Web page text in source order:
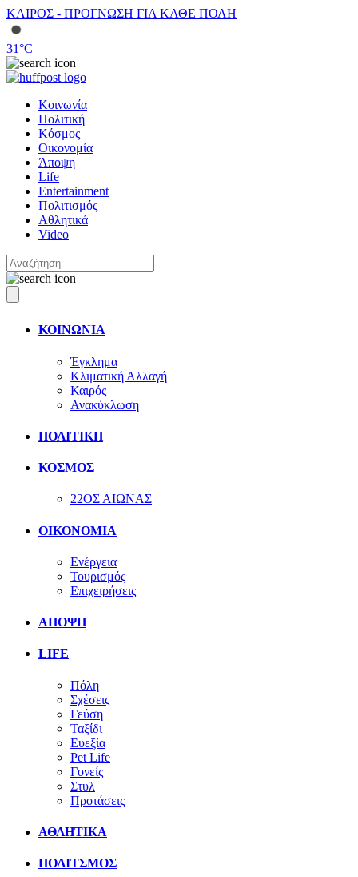
ΚΑΙΡΟΣ - ΠΡΟΓΝΩΣΗ ΓΙΑ ΚΑΘΕ ΠΟΛΗ
31°C
Κοινωνία
Πολιτική
Κόσμος
Οικονομία
Άποψη
Life
Entertainment
Πολιτισμός
Αθλητικά
Video
ΚΟΙΝΩΝΙΑ
Έγκλημα
Κλιματική Αλλαγή
Καιρός
Ανακύκλωση
ΠΟΛΙΤΙΚΗ
ΚΟΣΜΟΣ
22ΟΣ ΑΙΩΝΑΣ
ΟΙΚΟΝΟΜΙΑ
Ενέργεια
Τουρισμός
Επιχειρήσεις
ΑΠΟΨΗ
LIFE
Πόλη
Σχέσεις
Γεύση
Ταξίδι
Ευεξία
Pet Life
Γονείς
Στυλ
Προτάσεις
ΑΘΛΗΤΙΚΑ
ΠΟΛΙΤΣΜΟΣ